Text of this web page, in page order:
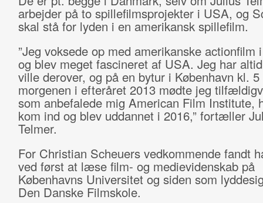
arbejder på to spillefilmsprojekter i USA, og
skal stå for lyden i en amerikansk spillefilm.
”Jeg voksede op med amerikanske actionfilm i
og blev meget fascineret af USA. Jeg har
ville derover, og på en bytur i København kl. 5
morgenen i efteråret 2013 mødte jeg
som anbefalede mig American Film Institute,
kom ind og blev uddannet i 2016,” fortæller
Telmer.
For Christian Scheuers vedkommende fandt
ved først at læse film- og medievidenskab på
Københavns Universitet og siden som
Den Danske Filmskole.